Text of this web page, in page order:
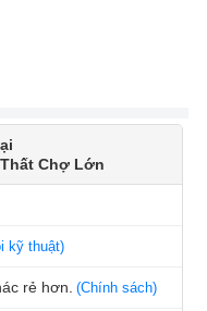
Chợ Lớn
kỹ thuật)
rẻ hơn. (Chính sách)